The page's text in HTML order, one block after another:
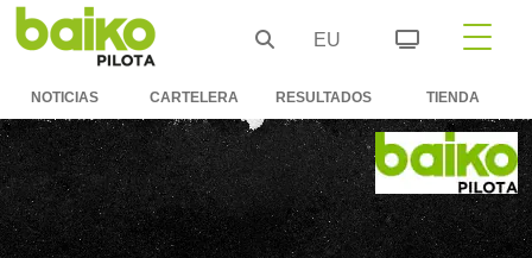
EU
NOTICIAS CARTELERA RESULTADOS TIENDA